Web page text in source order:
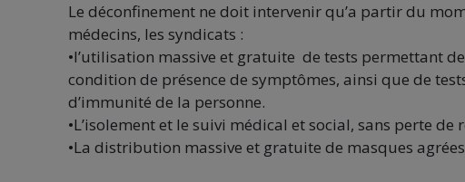
Le déconfinement ne doit intervenir qu’a partir du
médecins, les syndicats :
•l’utilisation massive et gratuite de tests permettant
condition de présence de symptômes, ainsi que de
d’immunité de la personne.
•L’isolement et le suivi médical et social, sans perte de
•La distribution massive et gratuite de masques